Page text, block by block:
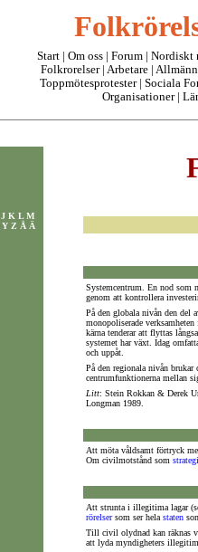
Start Om oss | Forum | Nordiskt
Folkrorelser| Arbetare
Toppmötesprotester| Sociala
Organisationer|
J K L M
Y Z Å Ä
Systemcentrum. En nod som
genom att kontrollera
På den globala nivån den del
monopoliserade
kärna tenderar att flyttas
systemet har växt. Idag
och uppåt.
På den regionala nivån brukar
centrumfunktionerna mellan
Litt: Stein Rokkan & Derek
Longman 1989.
Att möta våldsamt förtryck
Om civilmotstånd som strategi
Att strunta i illegitima lagar
rörelsersom ser hela staten
Till civil olydnad kan räknas
att lyda myndigheters